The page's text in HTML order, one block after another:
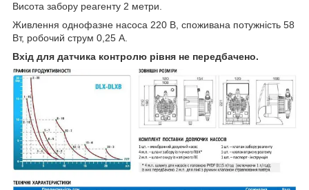
Висота забору реагенту 2 метри.
Живлення однофазне насоса 220 В, споживана потужність 58
Вт, робочий струм 0,25 А.
Вхід для датчика контролю рівня не передбачено.